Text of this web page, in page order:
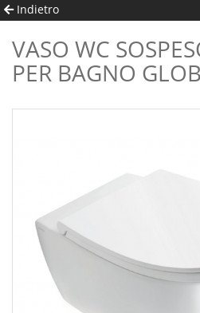
Indietro
VASO WC SOSPESO SANITARI
PER BAGNO